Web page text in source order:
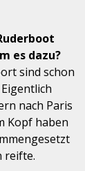
es dazu?
sind schon
nach Paris
Kopf haben
reifte.